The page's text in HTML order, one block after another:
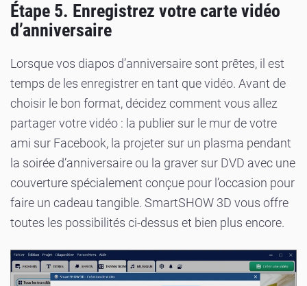
Étape 5. Enregistrez votre carte vidéo
d’anniversaire
Lorsque vos diapos d’anniversaire sont prêtes, il est
temps de les enregistrer en tant que vidéo. Avant de
choisir le bon format, décidez comment vous allez
partager votre vidéo : la publier sur le mur de votre
ami sur Facebook, la projeter sur un plasma pendant
la soirée d’anniversaire ou la graver sur DVD avec une
couverture spécialement conçue pour l’occasion pour
faire un cadeau tangible. SmartSHOW 3D vous offre
toutes les possibilités ci-dessus et bien plus encore.